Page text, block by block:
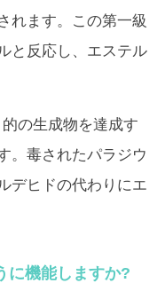
れます。この第一級
と反応し、エステル
の生成物を達成す
。毒されたパラジウ
デヒドの代わりにエ
に機能しますか?